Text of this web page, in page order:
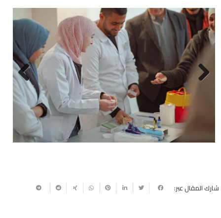
Previous
Next
شارك المقال عبر: